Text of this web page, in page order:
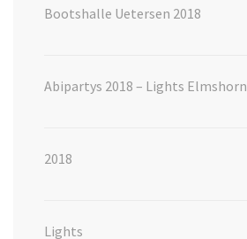
Bootshalle Uetersen 2018
Abipartys 2018 – Lights Elmshorn
2018
Lights